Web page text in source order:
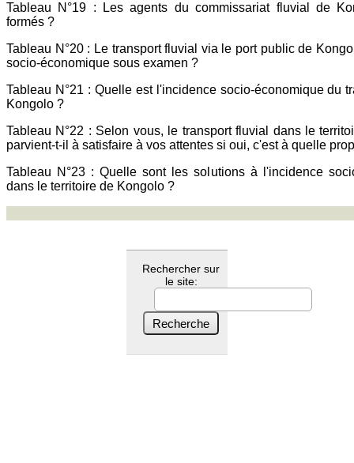
Tableau N°19 : Les agents du commissariat fluvial de
formés ?
Tableau N°20 : Le transport fluvial via le port public de
socio-économique sous examen ?
Tableau N°21 : Quelle est l'incidence socio-économique du
Kongolo ?
Tableau N°22 : Selon vous, le transport fluvial dans le
parvient-t-il à satisfaire à vos attentes si oui, c'est à quelle
Tableau N°23 : Quelle sont les solutions à l'incidence
dans le territoire de Kongolo ?
Rechercher sur
le site: